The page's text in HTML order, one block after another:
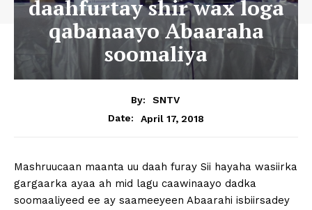
daahfurtay shir wax loga
qabanaayo Abaaraha
soomaliya
By:
SNTV
Date:
April 17, 2018
Mashruucaan maanta uu daah furay Sii hayaha wasiirka
gargaarka ayaa ah mid lagu caawinaayo dadka
soomaaliyeed ee ay saameeyeen Abaarahi isbiirsadey